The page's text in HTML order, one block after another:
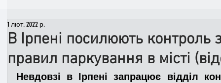
День народження
Спільні заходи
В Ірпені посилюють
правил паркування в місті
1 лют. 2022 р.
Невдовзі в Ірпені запрацює відділ